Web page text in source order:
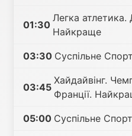
01:30
Легка атлетика.
Найкраще
03:30 Суспільне
03:45
Хайдайвінг.
Франції.
05:00 Суспільне